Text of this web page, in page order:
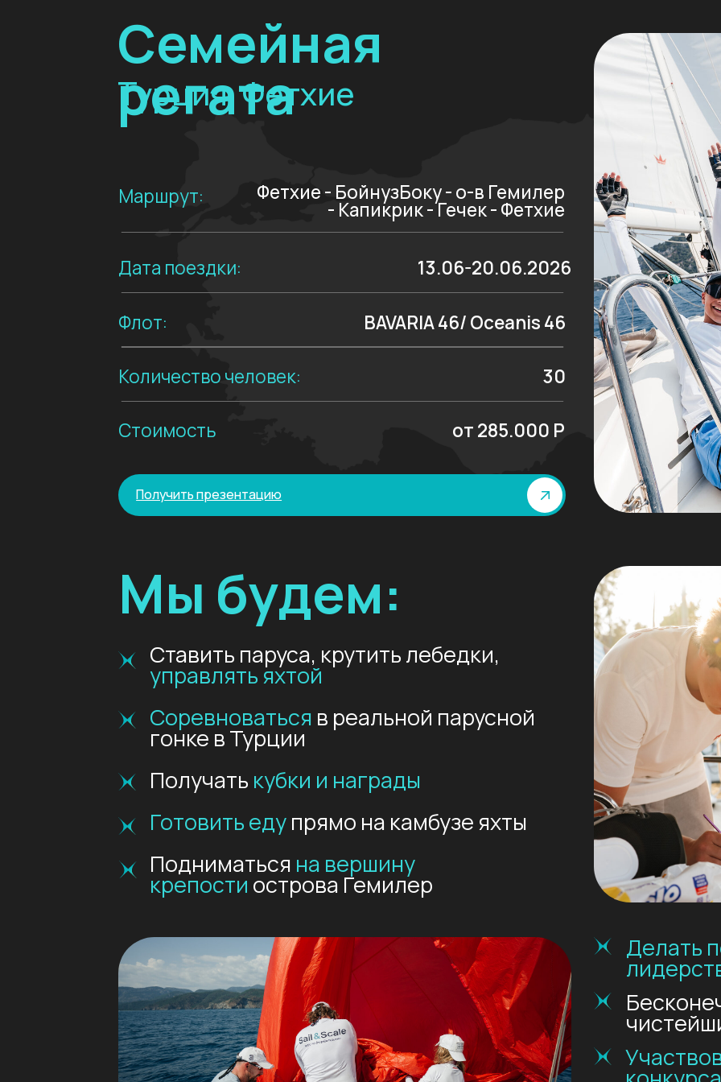
Мы будем:
Флот: BAVARIA 46/ Oceanis 46
Дата поездки: 13.06-20.06.2026
Стоимость от 285.000 Р
Ставить паруса, крутить лебедки,
управлять яхтой
Получатькубки и награды
Подниматься на вершину
крепостиострова Гемилер
Много
строить
Участвовать в
конкурсах и
стихи,
футболки
Бесконечно
чистейших
Делать первые
лидерстве и
Как это было: